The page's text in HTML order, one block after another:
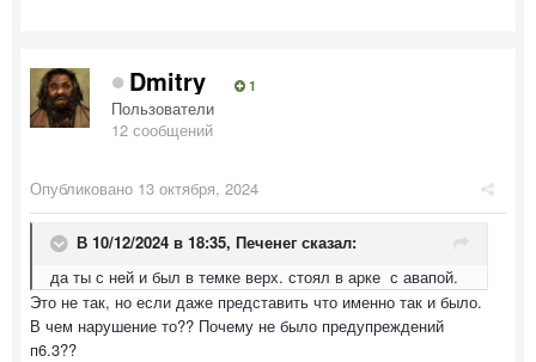
Dmitry 1
Пользователи
12 сообщений
Опубликовано 13 октября, 2024
В 10/12/2024 в 18:35, Печенег сказал:
да ты с ней и был в темке верх. стоял в арке с авапой.
Это не так, но если даже представить что именно так и было.
В чем нарушение то?? Почему не было предупреждений
п6.3??